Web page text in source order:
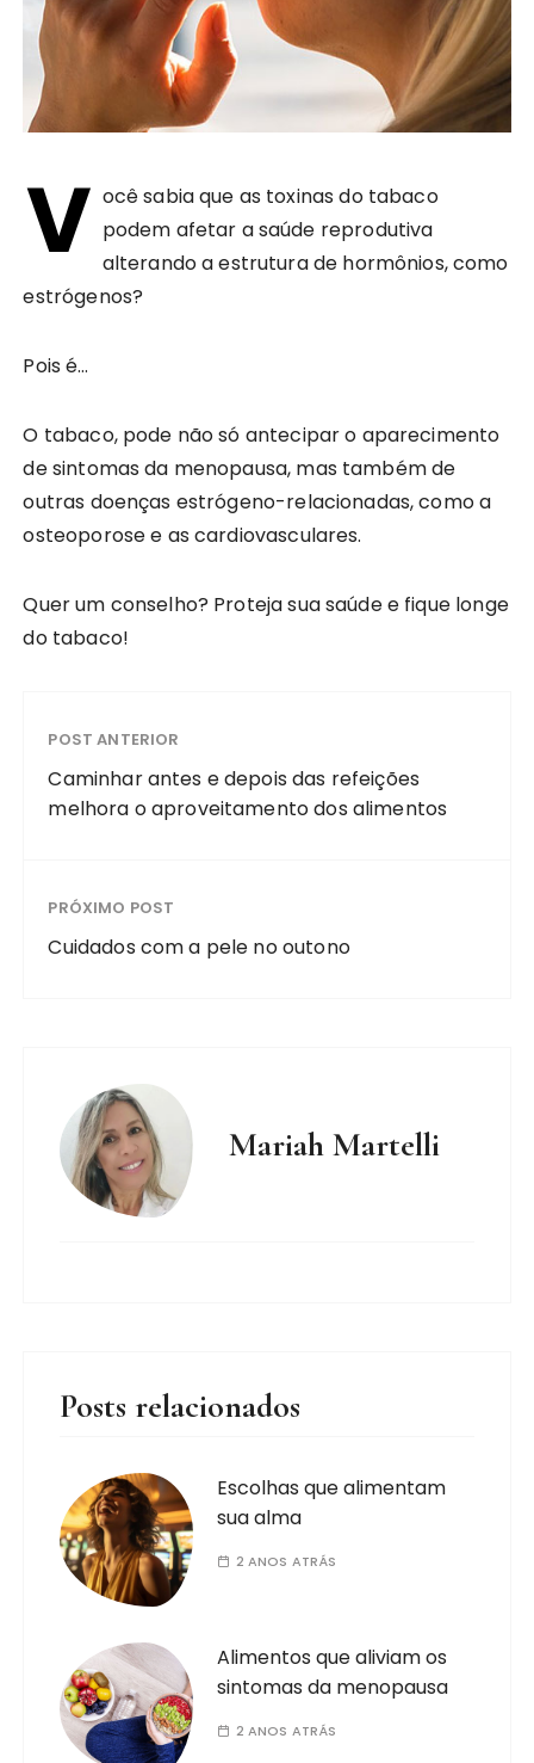
V ocê sabia que as toxinas do tabaco
podem afetar a saúde reprodutiva
alterando a estrutura de hormônios, como
estrógenos?
Pois é…
O tabaco, pode não só antecipar o aparecimento
de sintomas da menopausa, mas também de
outras doenças estrógeno-relacionadas, como a
osteoporose e as cardiovasculares.
Quer um conselho? Proteja sua saúde e fique longe
do tabaco!
POST ANTERIOR
Caminhar antes e depois das refeições
melhora o aproveitamento dos alimentos
PRÓXIMO POST
Cuidados com a pele no outono
Mariah Martelli
Posts relacionados
Escolhas que alimentam
sua alma
2 ANOS ATRÁS
Alimentos que aliviam os
sintomas da menopausa
2 ANOS ATRÁS